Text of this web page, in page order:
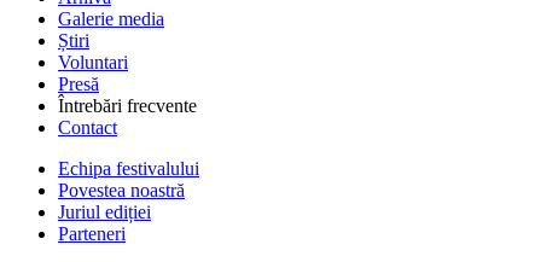
Galerie media
Știri
Voluntari
Presă
Întrebări frecvente
Contact
Echipa festivalului
Povestea noastră
Juriul ediției
Parteneri